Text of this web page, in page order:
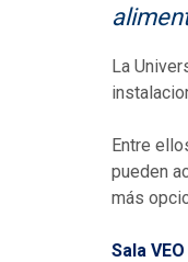
La
Entre
pueden
más
Sala